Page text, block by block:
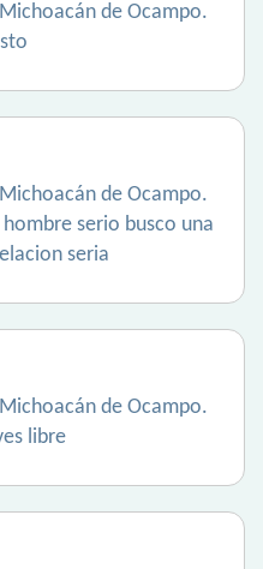
de Ocampo.
de Ocampo.
serio busco una
seria
de Ocampo.
libre